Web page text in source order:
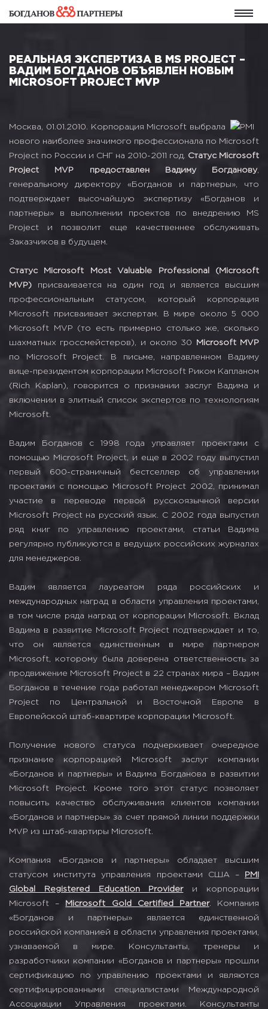
РЕАЛЬНАЯ ЭКСПЕРТИЗА В MS PROJECT –
ВАДИМ БОГДАНОВ ОБЪЯВЛЕН НОВЫМ
MICROSOFT PROJECT MVP
Москва, 01.01.2010. Корпорация Microsoft выбрала
нового наиболее значимого профессионала по Microsoft
Project по России и СНГ на 2010-2011 год. Статус Microsoft
Project MVP предоставлен Вадиму Богданову,
генеральному директору «Богданов и партнеры», что
подтверждает высочайшую экспертизу «Богданов и
партнеры» в выполнении проектов по внедрению MS
Project и позволит еще качественнее обслуживать
Заказчиков в будущем.
Статус Microsoft Most Valuable Professional (Microsoft
MVP) присваивается на один год и является высшим
профессиональным статусом, который корпорация
Microsoft присваивает экспертам. В мире около 5 000
Microsoft MVP (то есть примерно столько же, сколько
шахматных гроссмейстеров), и около 30
Microsoft MVP
по Microsoft Project. В письме, направленном Вадиму
вице-президентом корпорации Microsoft Риком Капланом
(Rich Kaplan), говорится о признании заслуг Вадима и
включении в элитный список экспертов по технологиям
Microsoft.
Вадим Богданов с 1998 года управляет проектами с
помощью Microsoft Project, и еще в 2002 году выпустил
первый 600-страничный бестселлер об управлении
проектами с помощью Microsoft Project 2002, принимал
участие в переводе первой русскоязычной версии
Microsoft Project на русский язык. С 2002 года выпустил
ряд книг по управлению проектами, статьи Вадима
регулярно публикуются в ведущих российских журналах
для менеджеров.
Вадим является лауреатом ряда российских и
международных наград в области управления проектами,
в том числе ряда наград от корпорации Microsoft. Вклад
Вадима в развитие Microsoft Project подтверждает и то,
что он является единственным в мире партнером
Microsoft, которому была доверена ответственность за
продвижение Microsoft Project в 22 странах мира – Вадим
Богданов в течение года работал менеджером Microsoft
Project по Центральной и Восточной Европе в
Европейской штаб-квартире корпорации Microsoft.
Получение нового статуса подчеркивает очередное
признание корпорацией Microsoft заслуг компании
«Богданов и партнеры» и Вадима Богданова в развитии
Microsoft Project. Кроме того этот статус позволяет
повысить качество обслуживания клиентов компании
«Богданов и партнеры» за счет прямой линии поддержки
MVP из штаб-квартиры Microsoft.
Компания «Богданов и партнеры» обладает высшим
статусом института управления проектами США –
PMI
Global Registered Education Providerи корпорации
Microsoft –
Microsoft Gold Certified Partner. Компания
«Богданов и партнеры» является единственной
российской компанией в области управления проектами,
узнаваемой в мире. Консультанты, тренеры и
разработчики компании «Богданов и партнеры» прошли
сертификацию по управлению проектами и являются
сертифицированными специалистами Международной
Ассоциации Управления проектами. Консультанты